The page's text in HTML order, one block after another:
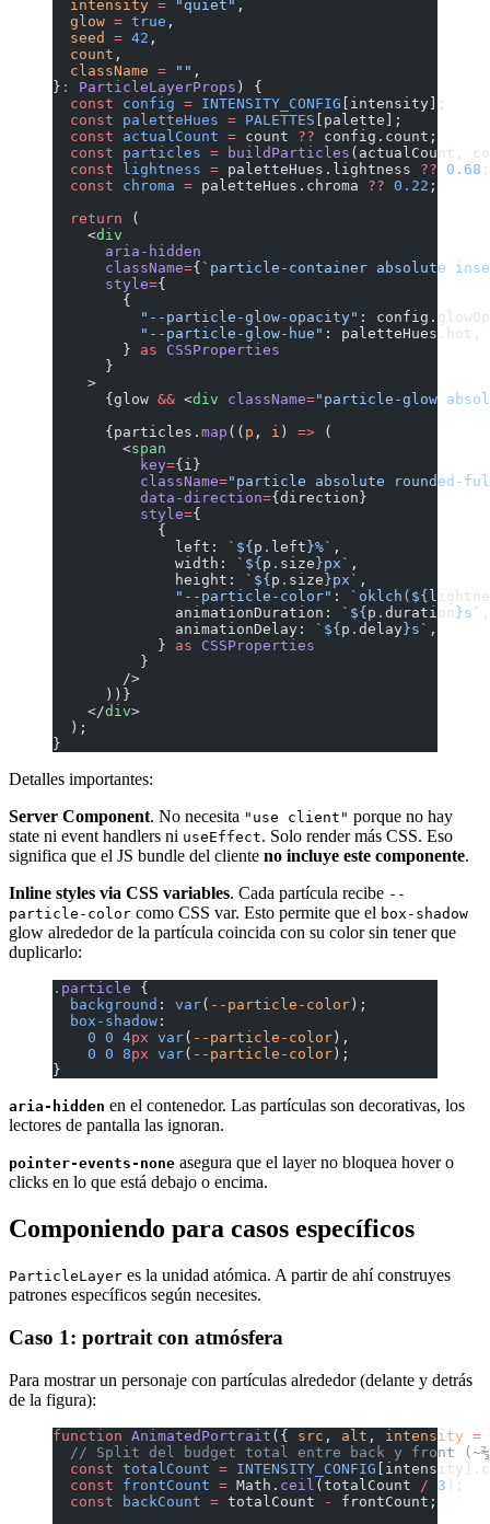
  intensity
= "quiet" ,
  glow
= true ,
  seed
= 42 ,
  count
,
  className
= "" ,
} : ParticleLayerProps ) {
  const
config = INTENSITY_CONFIG [intensity];
  const
paletteHues = PALETTES [palette];
  const
actualCount = count ?? config.count;
  const
particles = buildParticles (actualCount,
  const
lightness = paletteHues.lightness ?? 0.68 ;
  const
chroma = paletteHues.chroma ?? 0.22 ;
  return
(
    <
div
      aria-hidden
      className
={ `particle-container absolute
      style
={
        {
          "--particle-glow-opacity"
:
          "--particle-glow-hue"
: paletteHues.hot,
        }
as CSSProperties
      }
    >
      {glow
&& <div className="particle-glow
      {particles.
map (( p , i ) => (
        <
span
          key
={i}
          className
="particle absolute rounded-
          data-direction
={direction}
          style
={
            {
              left:
`${ p . left }%` ,
              width:
`${ p . size }px` ,
              height:
`${ p . size }px` ,
              "--particle-color"
: `oklch(${
              animationDuration:
`${ p . duration }s` ,
              animationDelay:
`${ p . delay }s` ,
            }
as CSSProperties
          }
        />
      ))}
    </
div>
  );
}
Detalles importantes:
Server Component. No necesita "use client" porque no hay
state ni event handlers ni useEffect. Solo render más CSS. Eso
significa que el JS bundle del cliente no incluye este componente.
Inline styles via CSS variables. Cada partícula recibe --
particle-color como CSS var. Esto permite que el box-shadow
glow alrededor de la partícula coincida con su color sin tener que
duplicarlo:
.particle {
  background
: var( --particle-color );
  box-shadow
:
    0
0 4px var( --particle-color ),
    0
0 8px var( --particle-color );
}
aria-hidden en el contenedor. Las partículas son decorativas, los
lectores de pantalla las ignoran.
pointer-events-none asegura que el layer no bloquea hover o
clicks en lo que está debajo o encima.
Componiendo para casos específicos
ParticleLayer es la unidad atómica. A partir de ahí construyes
patrones específicos según necesites.
Caso 1: portrait con atmósfera
Para mostrar un personaje con partículas alrededor (delante y detrás
de la figura):
function AnimatedPortrait ({ src , alt , intensity =
// Split del budget total entre back y front
  const
totalCount = INTENSITY_CONFIG
  const
frontCount = Math. ceil (totalCount / 3 );
  const
backCount = totalCount -
frontCount;